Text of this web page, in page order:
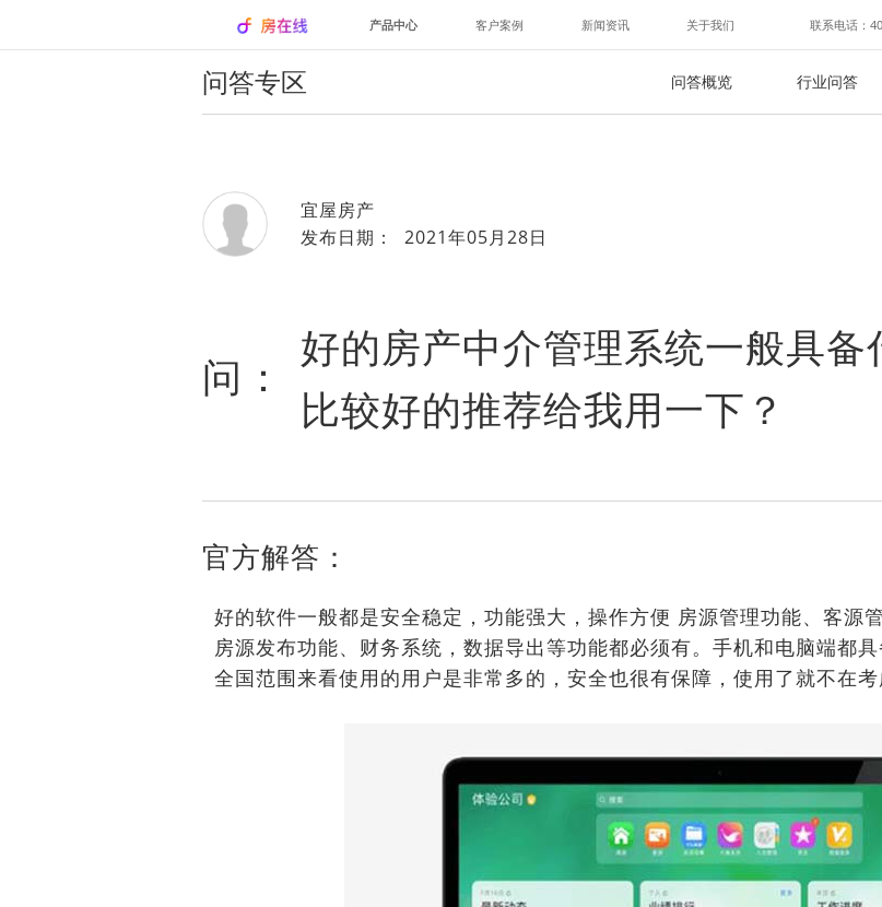
产品中心 客户案例 新闻资讯 关于我们 联系电话：
问答专区 问答概览 行业问答
宜屋房产
发布日期： 2021年05月28日
问：
好的房产中介管理系统一般具
比较好的推荐给我用一下？
官方解答：
好的软件一般都是安全稳定，功能强大，操作方便 房源管理功能、客源
房源发布功能、财务系统，数据导出等功能都必须有。手机和电脑端都
全国范围来看使用的用户是非常多的，安全也很有保障，使用了就不在考